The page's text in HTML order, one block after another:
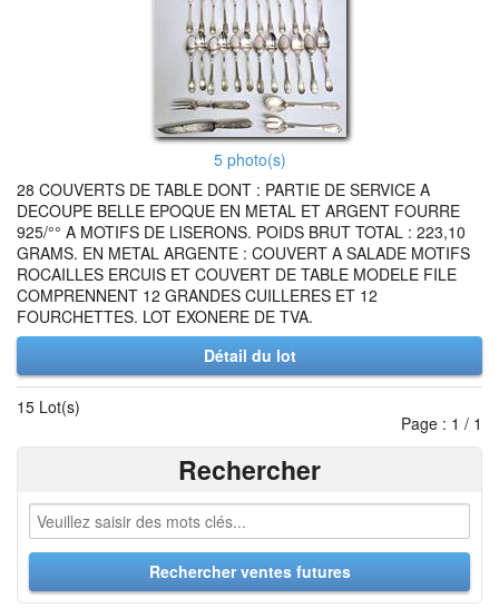
5 photo(s)
28 COUVERTS DE TABLE DONT : PARTIE DE SERVICE A
DECOUPE BELLE EPOQUE EN METAL ET ARGENT FOURRE
925/°° A MOTIFS DE LISERONS. POIDS BRUT TOTAL : 223,10
GRAMS. EN METAL ARGENTE : COUVERT A SALADE MOTIFS
ROCAILLES ERCUIS ET COUVERT DE TABLE MODELE FILE
COMPRENNENT 12 GRANDES CUILLERES ET 12
FOURCHETTES. LOT EXONERE DE TVA.
Détail du lot
15 Lot(s)
Page : 1 / 1
Rechercher